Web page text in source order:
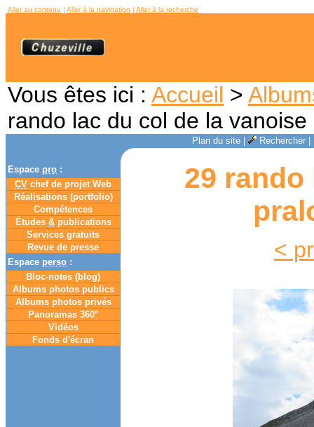
Aller au contenu | Aller à la navigation | Aller à la recherche
Vous êtes ici : Accueil >
rando lac du col de la
Plan du site| Rechercher|
Espace pro :
CV chef de projet Web
Réalisations (portfolio)
Compétences
Études &publications
Services gratuits
Revue de presse
Espace perso :
Bloc-notes (blog)
Albums photos publics
Albums photos privés
Panoramas 360°
Vidéos
Fonds d'écran
29
<